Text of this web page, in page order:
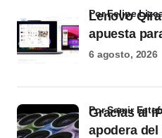
Lenovo
apuesta
por Felipe
6 agosto, 2026
Gracias al
apodera del
por Samir